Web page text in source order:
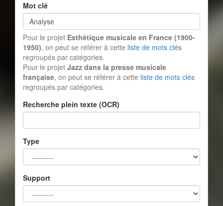
Mot clé
Pour le projet Esthétique musicale en France (1900-
1950), on peut se référer à cette liste de mots clés
regroupés par catégories.
Pour le projet Jazz dans la presse musicale
française, on peut se référer à cette liste de mots clés
regroupés par catégories.
Recherche plein texte (OCR)
Type
Support